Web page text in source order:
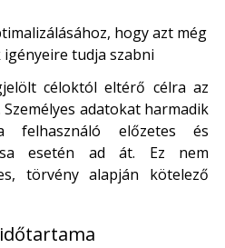
hogy azt még
tudja szabni
céloktól eltérő célra az
adatokat harmadik
felhasználó előzetes és
esetén ad át. Ez nem
törvény alapján kötelező